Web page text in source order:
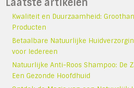
Laatste artikelen
Kwaliteit en Duurzaamheid:
Producten
Betaalbare Natuurlijke
voor Iedereen
Natuurlijke Anti-Roos Shampoo: De
Een Gezonde Hoofdhuid